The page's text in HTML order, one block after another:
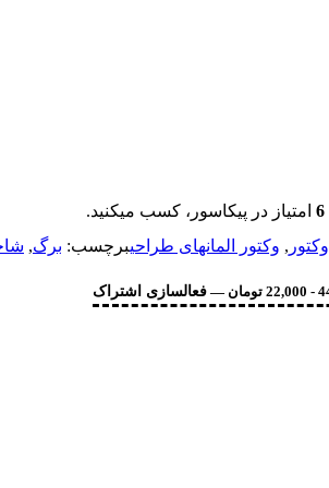
6 امتیاز در پیکاسور، کسب میکنید.
وکتور , وکتور المانهای طراحیبرچسب: برگ,
فعالسازی اشتراک